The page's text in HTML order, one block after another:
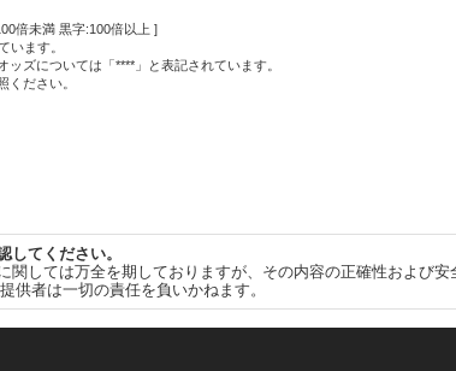
倍未満 黒字:100倍以上 ]
います。
ズについては「****」と表記されています。
ください。
してください。
しては万全を期しておりますが、その内容の正確性および
供者は一切の責任を負いかねます。